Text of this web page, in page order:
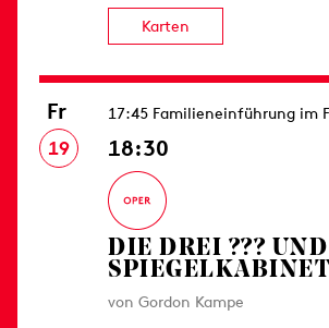
Karten
Fr
19
17:45 Familieneinführung im
18:30
DIE DREI ???
von Gordon Kampe